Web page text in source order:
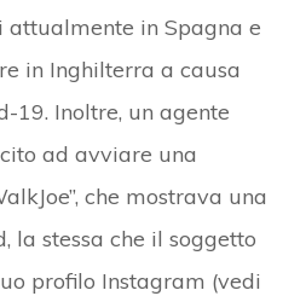
attualmente in Spagna e
in Inghilterra a causa
19. Inoltre, un agente
ad avviare una
che mostrava una
la stessa che il soggetto
profilo Instagram (vedi